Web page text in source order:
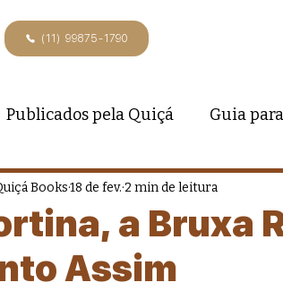
(11) 99875-1790
Publicados pela Quiçá Guia
a Bruxa
Assim
Books18 de fev. 2 min de leitura